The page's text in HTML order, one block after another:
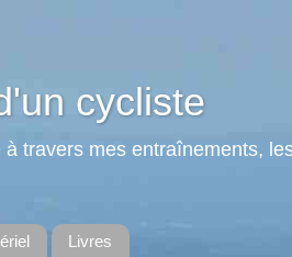
cycliste
travers mes entraînements,
Livres